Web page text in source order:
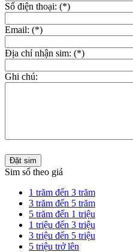
Số điện thoại: (*)
Email: (*)
Địa chỉ nhận sim: (*)
Ghi chú:
Đặt sim
Sim số theo giá
1 trăm đến 3 trăm
3 trăm đến 5 trăm
5 trăm đến 1 triệu
1 triệu đến 3 triệu
3 triệu đến 5 triệu
5 triệu trở lên